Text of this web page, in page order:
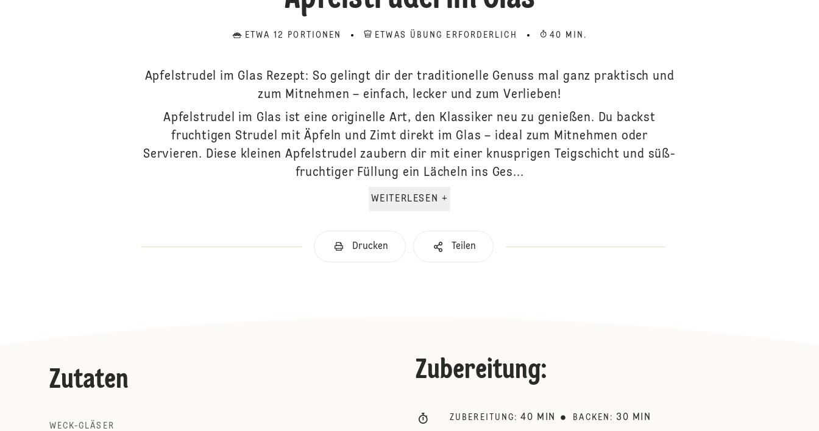
ETWA 12 PORTIONEN ETWAS ÜBUNG ERFORDERLICH 40 MIN.
Apfelstrudel im Glas Rezept: So gelingt dir der traditionelle Genuss mal ganz praktisch und
zum Mitnehmen – einfach, lecker und zum Verlieben!
Apfelstrudel im Glas ist eine originelle Art, den Klassiker neu zu genießen. Du backst
fruchtigen Strudel mit Äpfeln und Zimt direkt im Glas – ideal zum Mitnehmen oder
Servieren. Diese kleinen Apfelstrudel zaubern dir mit einer knusprigen Teigschicht und süß-
fruchtiger Füllung ein Lächeln ins Ges...
WEITERLESEN +
Drucken Teilen
Zutaten
WECK-GLÄSER
Zubereitung:
ZUBEREITUNG : 40 MIN BACKEN : 30 MIN